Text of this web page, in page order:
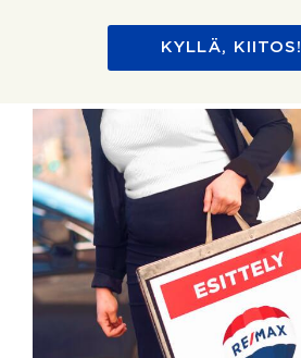
KYLLÄ, KIITOS!